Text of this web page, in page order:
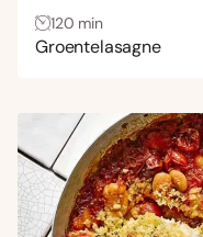
Pasta
Quiche
Rijst
Saus
Snel recept
120 min
Groentelasagne